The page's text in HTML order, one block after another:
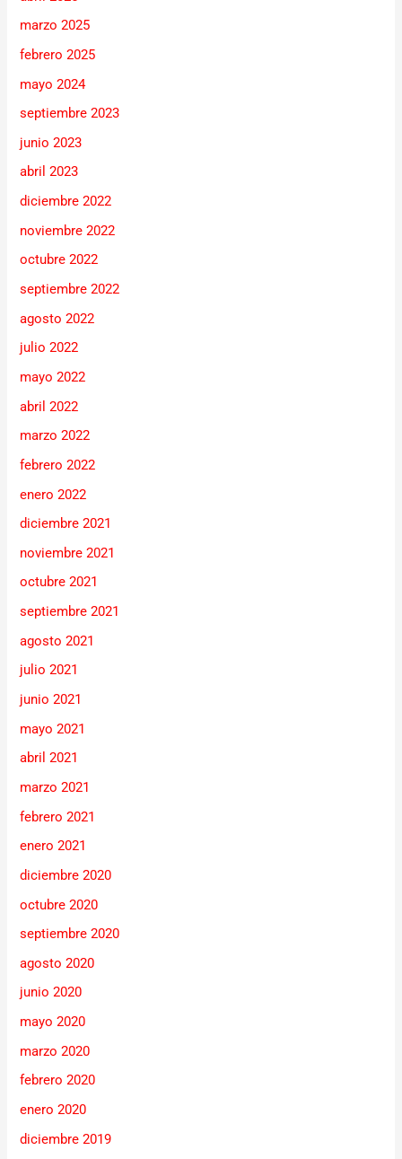
marzo 2025
febrero 2025
mayo 2024
septiembre 2023
junio 2023
abril 2023
diciembre 2022
noviembre 2022
octubre 2022
septiembre 2022
agosto 2022
julio 2022
mayo 2022
abril 2022
marzo 2022
febrero 2022
enero 2022
diciembre 2021
noviembre 2021
octubre 2021
septiembre 2021
agosto 2021
julio 2021
junio 2021
mayo 2021
abril 2021
marzo 2021
febrero 2021
enero 2021
diciembre 2020
octubre 2020
septiembre 2020
agosto 2020
junio 2020
mayo 2020
marzo 2020
febrero 2020
enero 2020
diciembre 2019